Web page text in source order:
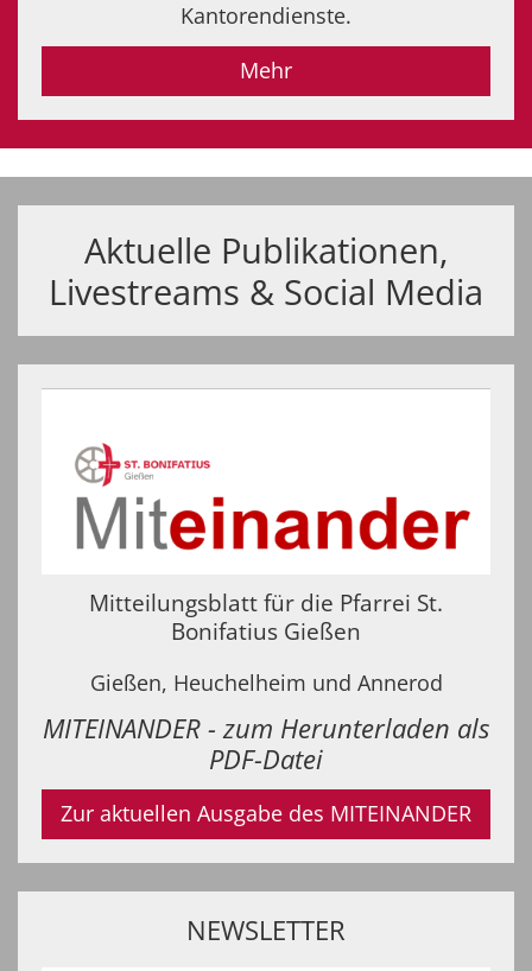
Kantorendienste.
Mehr
Aktuelle Publikationen,
Livestreams & Social Media
Mitteilungsblatt für die Pfarrei St.
Bonifatius Gießen
Gießen, Heuchelheim und Annerod
MITEINANDER - zum Herunterladen als
PDF-Datei
Zur aktuellen Ausgabe des MITEINANDER
NEWSLETTER